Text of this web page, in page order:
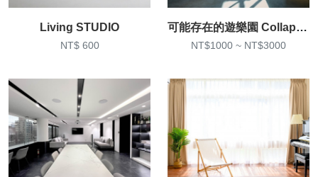
Living STUDIO
NT$ 600
可能存在的遊樂園 Collaplay
NT$1000 ~ NT$3000